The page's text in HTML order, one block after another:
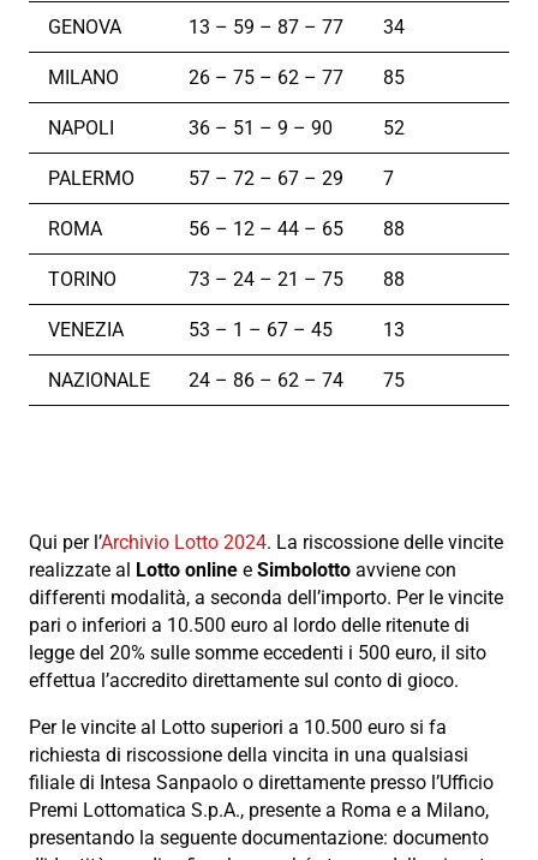
GENOVA 13 – 59 – 87 – 77 34
MILANO 26 – 75 – 62 – 77 85
NAPOLI 36 – 51 – 9 – 90 52
PALERMO 57 – 72 – 67 – 29 7
ROMA 56 – 12 – 44 – 65 88
TORINO 73 – 24 – 21 – 75 88
VENEZIA 53 – 1 – 67 – 45 13
NAZIONALE 24 – 86 – 62 – 74 75
Qui per l’Archivio Lotto 2024. La riscossione delle vincite
realizzate al
Lotto online e Simbolotto avviene con
differenti modalità, a seconda dell’importo. Per le vincite
pari o inferiori a 10.500 euro al lordo delle ritenute di
legge del 20% sulle somme eccedenti i 500 euro, il sito
effettua l’accredito direttamente sul conto di gioco.
Per le vincite al Lotto superiori a 10.500 euro si fa
richiesta di riscossione della vincita in una qualsiasi
filiale di Intesa Sanpaolo o direttamente presso l’Ufficio
Premi Lottomatica S.p.A., presente a Roma e a Milano,
presentando la seguente documentazione: documento